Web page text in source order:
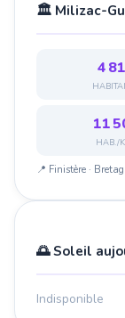
🏛️ Milizac-
4
11
HAB./
📍 Finistère ·
🌅 Soleil
Indisponible